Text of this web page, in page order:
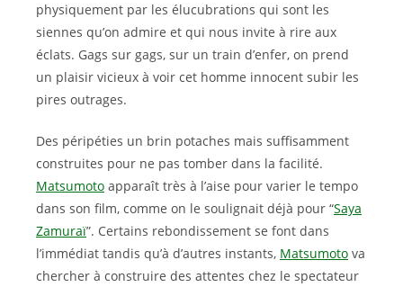
physiquement par les élucubrations qui sont les
siennes qu’on admire et qui nous invite à rire aux
éclats. Gags sur gags, sur un train d’enfer, on prend
un plaisir vicieux à voir cet homme innocent subir les
pires outrages.
Des péripéties un brin potaches mais suffisamment
construites pour ne pas tomber dans la facilité.
Matsumoto apparaît très à l’aise pour varier le tempo
dans son film, comme on le soulignait déjà pour “Saya
Zamuraï”. Certains rebondissement se font dans
l’immédiat tandis qu’à d’autres instants, Matsumoto va
chercher à construire des attentes chez le spectateur